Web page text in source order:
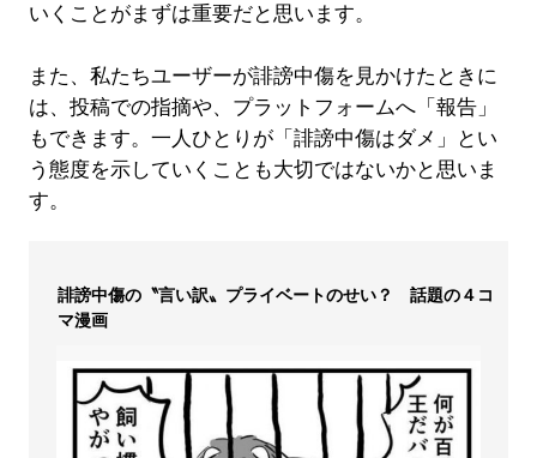
いくことがまずは重要だと思います。
また、私たちユーザーが誹謗中傷を見かけたときに
は、投稿での指摘や、プラットフォームへ「報告」
もできます。一人ひとりが「誹謗中傷はダメ」とい
う態度を示していくことも大切ではないかと思いま
す。
誹謗中傷の〝言い訳〟プライベートのせい？ 話題の４コ
マ漫画